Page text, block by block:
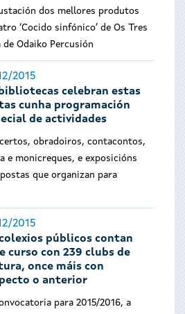
dos mellores produtos
‘Cocido sinfónico’ de Os Tres
de Odaiko Percusión
2015
celebran estas
cunha programación
de actividades
obradoiros, contacontos,
e monicreques, e exposicións
que organizan para
2015
públicos contan
curso con 239 clubs de
once máis con
o anterior
para 2015/2016, a